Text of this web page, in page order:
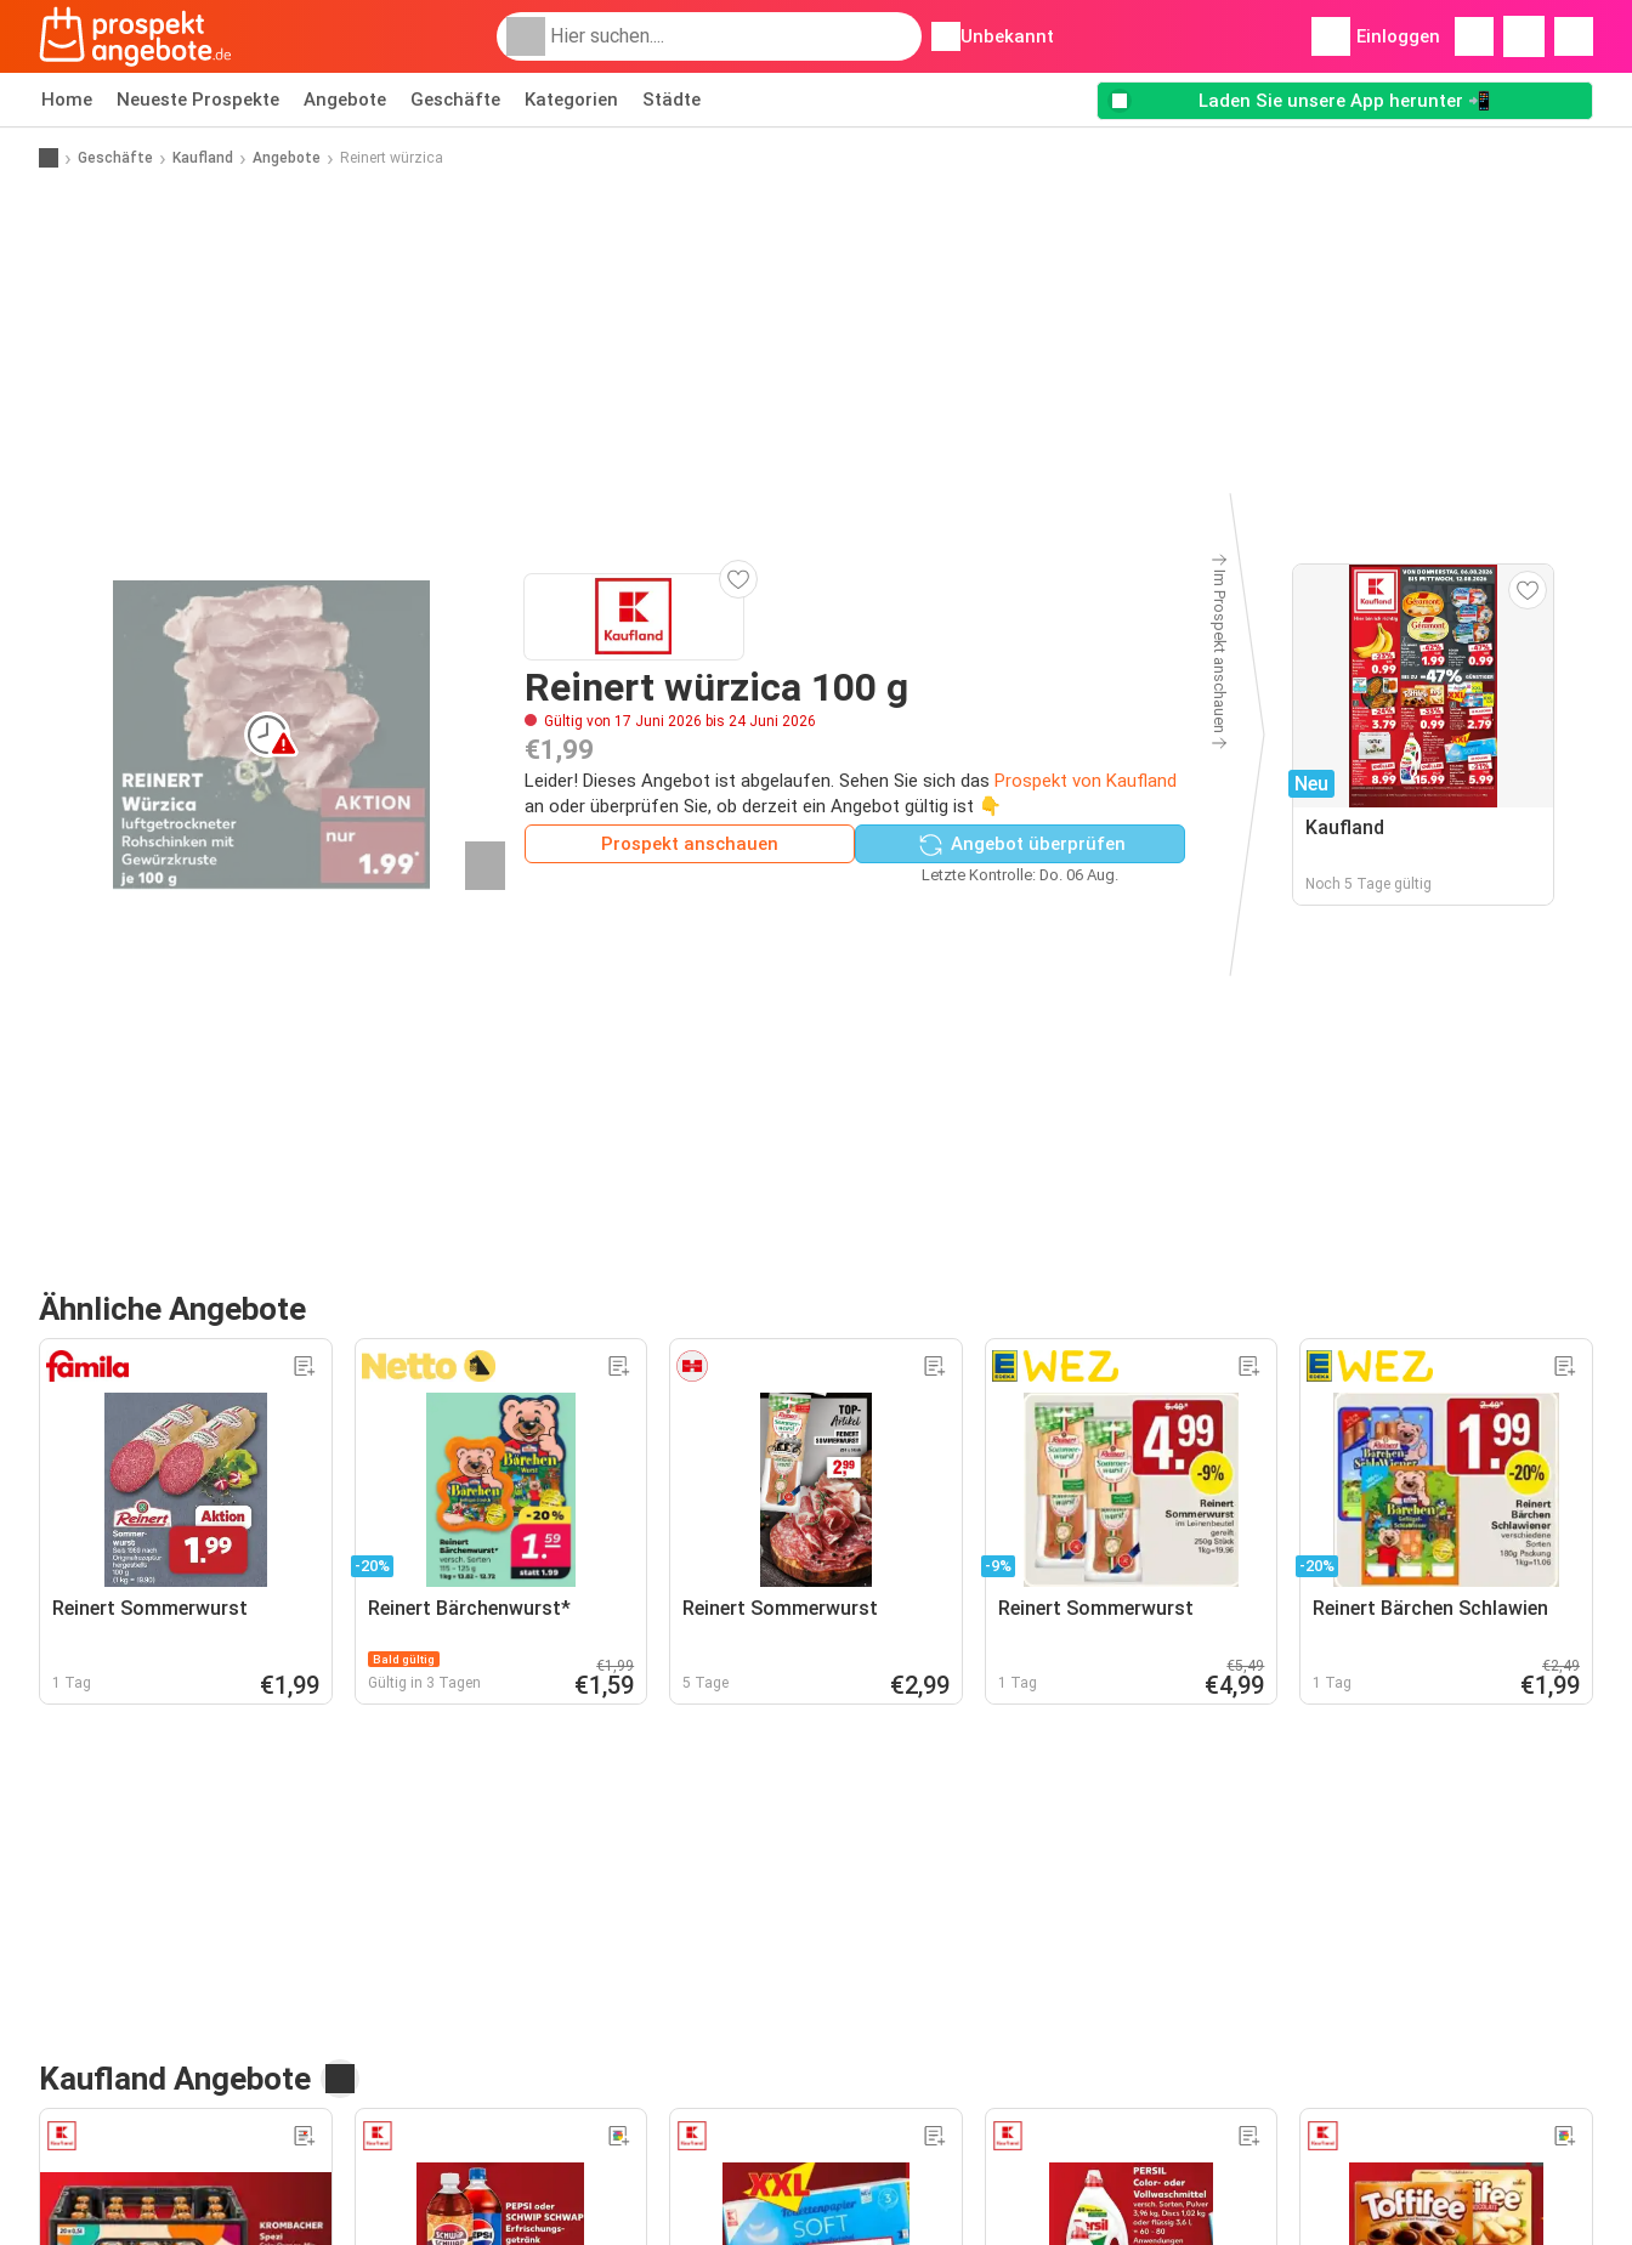
Unbekannt Einloggen
Home Neueste Prospekte Angebote Geschäfte Kategorien Städte Laden Sie unsere App herunter 📲
Geschäfte Kaufland Angebote Reinert würzica
Reinert würzica 100 g
Gültig von 17 Juni 2026 bis 24 Juni 2026
€1,99
Leider! Dieses Angebot ist abgelaufen. Sehen Sie sich das Prospekt von Kaufland
an oder überprüfen Sie, ob derzeit ein Angebot gültig ist 👇
Prospekt anschauen
Angebot überprüfen
Letzte Kontrolle: Do. 06 Aug.
Im Prospekt anschauen
Neu
Kaufland
Noch 5 Tage gültig
Ähnliche Angebote
Reinert Sommerwurst
1 Tag €1,99
-20%
Reinert Bärchenwurst*
Bald gültig
Gültig in 3 Tagen
€1,99
€1,59
Reinert Sommerwurst
5 Tage €2,99
-9%
Reinert Sommerwurst
1 Tag
€5,49
€4,99
-20%
Reinert Bärchen Schlawien
1 Tag
€2,49
€1,99
Kaufland Angebote